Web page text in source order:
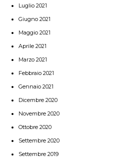
Luglio 2021
Giugno 2021
Maggio 2021
Aprile 2021
Marzo 2021
Febbraio 2021
Gennaio 2021
Dicembre 2020
Novembre 2020
Ottobre 2020
Settembre 2020
Settembre 2019